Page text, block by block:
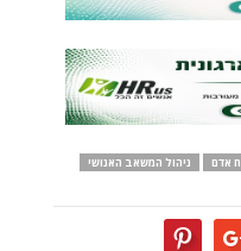
אדם
ניהול המשאב האנושי